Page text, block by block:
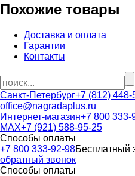
Похожие товары
Доставка и оплата
Гарантии
Контакты
Санкт-Петербург+7 (812) 448-
office@nagradaplus.ru
Интернет-магазин+7 800 333-
MAX+7 (921) 588-95-25
Способы оплаты
+7 800 333-92-98Бесплатный
обратный звонок
Способы оплаты